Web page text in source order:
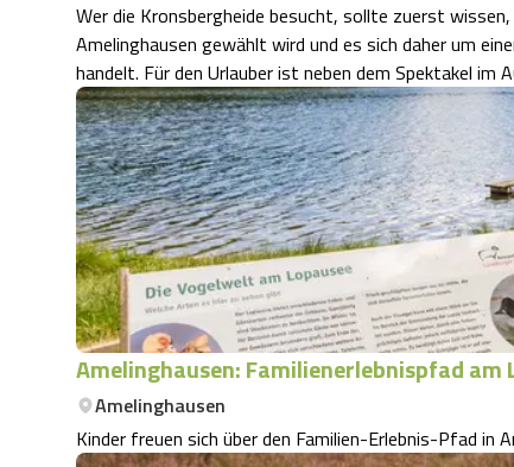
Wer die Kronsbergheide besucht, sollte zuerst
Amelinghausen gewählt wird und es sich daher um
handelt. Für den Urlauber ist neben dem Spektakel
Amelinghausen: Familienerlebnispfad am
Amelinghausen
Kinder freuen sich über den Familien-Erlebnis-Pfad in